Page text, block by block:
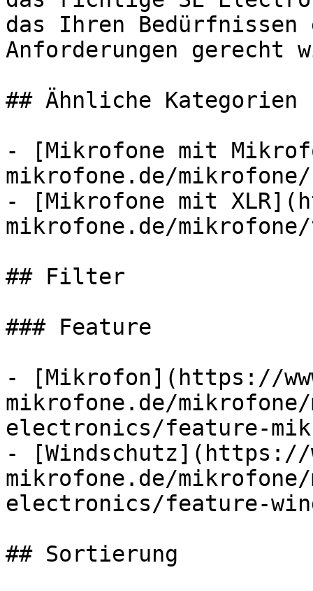
das Ihren
Anforderungen gerecht
## Ähnliche Kategorien
- [Mikrofone mit
mikrofone.de/
- [Mikrofone mit
mikrofone.de/
## Filter
### Feature
- [Mikrofon](https://
mikrofone.de/mikrofone/
electronics/feature-
- [Windschutz](https://
mikrofone.de/mikrofone/
electronics/feature-
## Sortierung